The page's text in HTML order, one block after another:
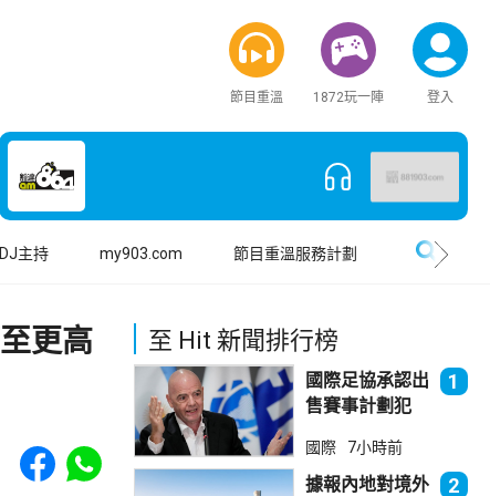
節目重溫 1872玩一陣 登入
DJ主持 my903.com 節目重溫服務計劃
更高
Share to Facebook
Share to WhatsApp
至 Hit 新聞排行榜
國際足協承認出
售賽事計劃犯
持恩芬天奴
1
國際 7小時前
據報內地對境外 2